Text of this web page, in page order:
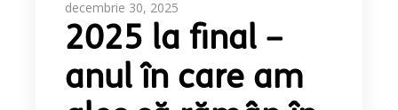
decembrie 30, 2025
2025 la final –
anul în care am